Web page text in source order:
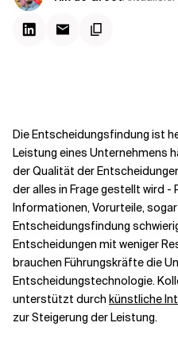
Die Entscheidungsfindung ist
Leistung eines Unternehmens
der Qualität der
der alles in Frage gestellt wird -
Informationen, Vorurteile,
Entscheidungsfindung
Entscheidungen mit weniger
brauchen Führungskräfte die
Entscheidungstechnologie.
unterstützt durch künstliche
zur Steigerung der Leistung.